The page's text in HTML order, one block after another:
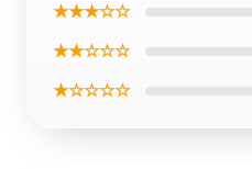
★★★☆☆
★★☆☆☆
★☆☆☆☆